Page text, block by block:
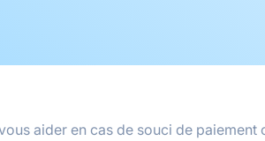
aider en cas de souci de paiement